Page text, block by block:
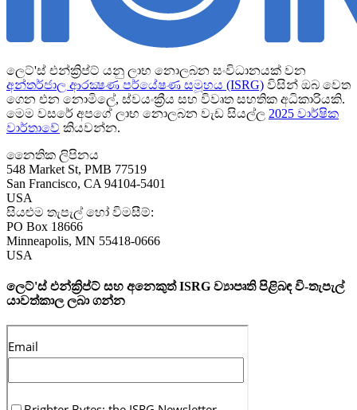
ලෙට්'ස් එන්ක්‍රිප්ට් යනු ලාභ නොලබන සංවිධානයක් වන
අන්තර්ජාල ආරක්‍ෂණ පර්යේෂණ සමූහය (ISRG) විසින් ඔබ වෙත
ගෙන එන නොමිලේ, ස්වයංක්‍රීය සහ විවෘත සහතික අධිකාරියකි.
මෙම වසරේ අපගේ ලාභ නොලබන වැඩ සියල්ල 2025 වාර්ෂික
වාර්තාවේ කියවන්න.
නෛතික ලිපිනය
548 Market St, PMB 77519
San Francisco, CA 94104-5401
USA
සියළුම තැපැල් හෝ විමසීම්:
PO Box 18666
Minneapolis, MN 55418-0666
USA
ලෙට්'ස් එන්ක්‍රිප්ට් සහ අනෙකුත් ISRG ව්‍යාපෘති පිළිබඳ වි-තැපැල්
යාවත්කාල ලබා ගන්න